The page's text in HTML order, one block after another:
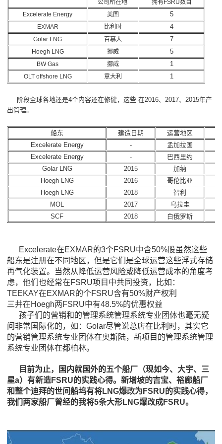
公司所在地
拥有FSRU数目
Excelerate Energy
美国 5
EXMAR 比利时 4
Golar LNG 百慕大 7
Hoegh LNG 挪威 5
BW Gas 挪威 1
OLT offshore LNG 意大利 1
阶段全球各地还是4个内容还在修健，这些 在2016、2017、2015年产
出管理。
船东 建造日期 运营地区
Excelerate Energy
-
孟加拉国
Excelerate Energy
-
巴西里约
Golar LNG
2015
加纳
Hoegh LNG
2016
哥伦比亚
Hoegh LNG
2018
智利
MOL
2017
乌拉圭
SCF
2018 白俄罗斯
Excelerate在EXMAR的3个FSRU中含50%股虽然这些
船东是注册在不同地区，但是它们是全球运营这些浮式存储
再气化装置。当然从降低运营风险或降低运营成本的角度考
虑，他们也经常在FSRU项目中共同投资，比如：
TEEKAY在EXMAR的个FSRU含有50%财产权利
三井在Hoegh两FSRU中有48.5%的优惠权益
孩子们的营销和的管理系统管理系统专业团体也毫无疑
问非常国际化的，如：Golar尽管说总店在比利时，其实它
的营销管理系统专业团体在奥斯陆，新项目的管理系统管理
系统专业团体在都柏林。
目前为止，国内就国外的五个船厂（现如今、大宇、三
星a）有新造FSRU的实践心得。新增坡的吉宝、裕廊船厂
和整个迪拜的世间船坞有将LNG爆改为FSRU的实践心得，
我们两家船厂曾经的我将5条大形LNG爆改成FSRU。